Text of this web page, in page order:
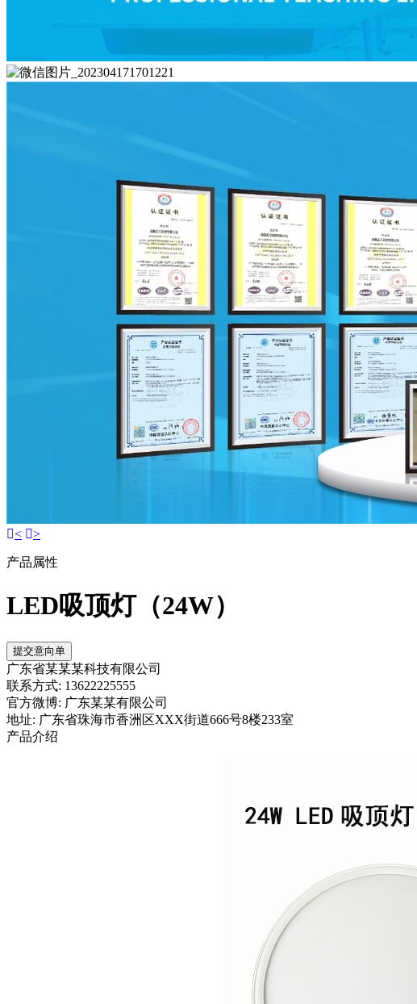
< >
产品属性
LED吸顶灯（24W）
提交意向单
广东省某某某科技有限公司
联系方式: 13622225555
官方微博: 广东某某有限公司
地址: 广东省珠海市香洲区XXX街道666号8楼233室
产品介绍